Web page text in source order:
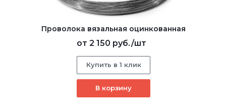
Проволока вязальная оцинкованная
от 2 150 руб./шт
Купить в 1 клик
В корзину